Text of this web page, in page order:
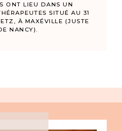
ONT LIEU DANS UN
SITUÉ AU 31
À MAXÉVILLE (JUSTE
NANCY).